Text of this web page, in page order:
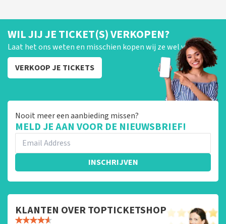
WIL JIJ JE TICKET(S) VERKOPEN?
Laat het ons weten en misschien kopen wij ze wel van je!
VERKOOP JE TICKETS
Nooit meer een aanbieding missen?
MELD JE AAN VOOR DE NIEUWSBRIEF!
INSCHRIJVEN
KLANTEN OVER TOPTICKETSHOP